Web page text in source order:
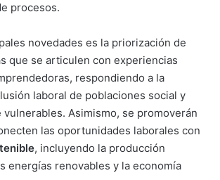
procesos.
novedades es la priorización de
que se articulen con experiencias
respondiendo a la
laboral de poblaciones social y
Asimismo, se promoverán
las oportunidades laborales con
, incluyendo la producción
energías renovables y la economía